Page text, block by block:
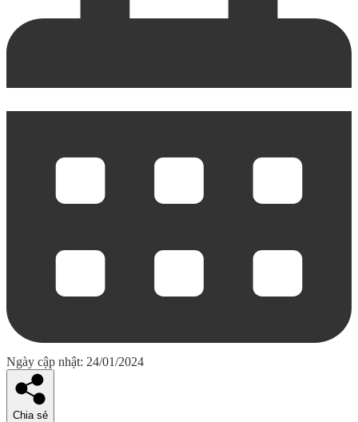
Ngày cập nhật: 24/01/2024
Chia sẻ